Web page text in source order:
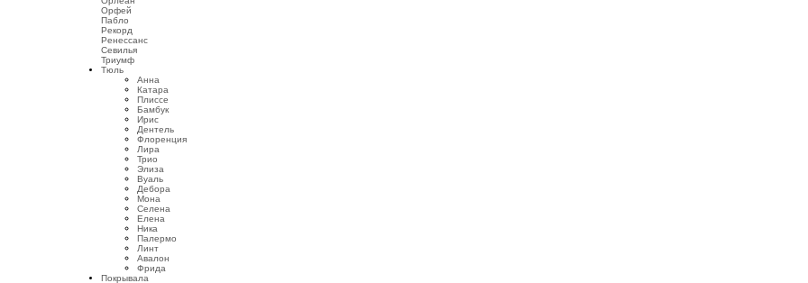
Орфей
Пабло
Рекорд
Ренессанс
Севилья
Триумф
Тюль
Анна
Катара
Плиссе
Бамбук
Ирис
Дентель
Флоренция
Лира
Трио
Элиза
Вуаль
Дебора
Мона
Селена
Елена
Ника
Палермо
Линт
Авалон
Фрида
Покрывала